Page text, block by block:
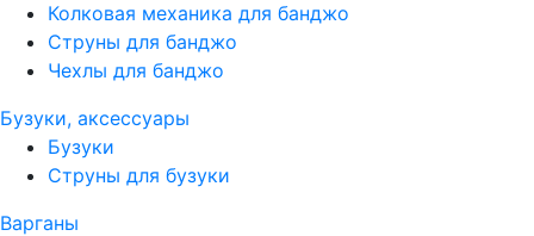
Колковая механика для банджо
Струны для банджо
Чехлы для банджо
Бузуки, аксессуары
Бузуки
Струны для бузуки
Варганы